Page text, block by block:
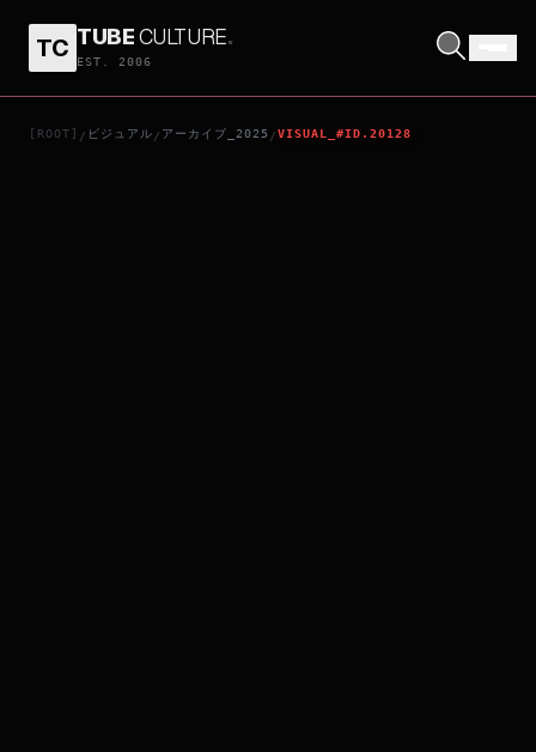
TC TUBECULTURE.
EST. 2006
[ROOT] / ビジュアル / アーカイブ_2025 /VISUAL_#ID.20128
他年她日